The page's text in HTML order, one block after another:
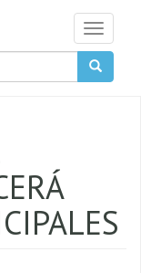
Toggle